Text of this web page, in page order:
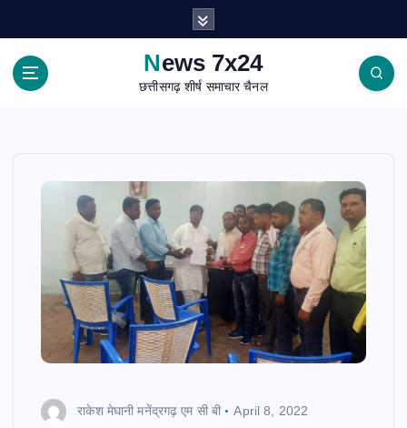
News 7x24
छत्तीसगढ़ शीर्ष समाचार चैनल
राकेश मेघानी मनेंद्रगढ़ एम सी बी April 8, 2022